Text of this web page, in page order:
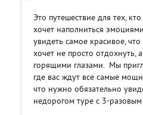
Это путешествие для тех,
хочет наполниться
увидеть самое красивое,
хочет не просто отдохнуть,
горящими глазами. Мы
где вас ждут все самые
что нужно обязательно
недорогом туре с 3-